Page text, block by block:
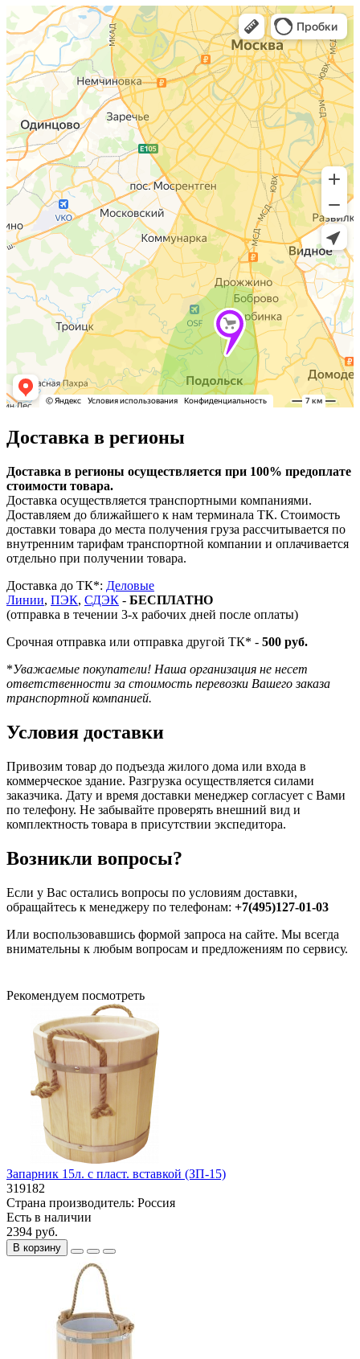
Доставка в регионы
Доставка в регионы осуществляется при 100% предоплате
стоимости товара.
Доставка осуществляется транспортными компаниями.
Доставляем до ближайшего к нам терминала ТК. Стоимость
доставки товара до места получения груза рассчитывается по
внутренним тарифам транспортной компании и оплачивается
отдельно при получении товара.
Доставка до ТК*: Деловые
Линии, ПЭК, СДЭК - БЕСПЛАТНО
(отправка в течении 3-х рабочих дней после оплаты)
Срочная отправка или отправка другой ТК* - 500 руб.
*Уважаемые покупатели! Наша организация не несет
ответственности за стоимость перевозки Вашего заказа
транспортной компанией.
Условия доставки
Привозим товар до подъезда жилого дома или входа в
коммерческое здание. Разгрузка осуществляется силами
заказчика. Дату и время доставки менеджер согласует с Вами
по телефону. Не забывайте проверять внешний вид и
комплектность товара в присутствии экспедитора.
Возникли вопросы?
Если у Вас остались вопросы по условиям доставки,
обращайтесь к менеджеру по телефонам: +7(495)127-01-03
Или воспользовавшись формой запроса на сайте. Мы всегда
внимательны к любым вопросам и предложениям по сервису.
Рекомендуем посмотреть
Запарник 15л. с пласт. вставкой (ЗП-15)
319182
Страна производитель: Россия
Есть в наличии
2394 руб.
В корзину